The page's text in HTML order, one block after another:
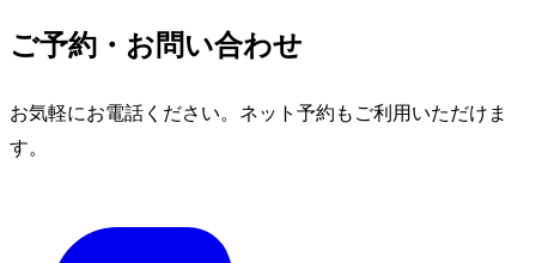
ご予約・お問い合わせ
お気軽にお電話ください。ネット予約もご利用いただけま
す。